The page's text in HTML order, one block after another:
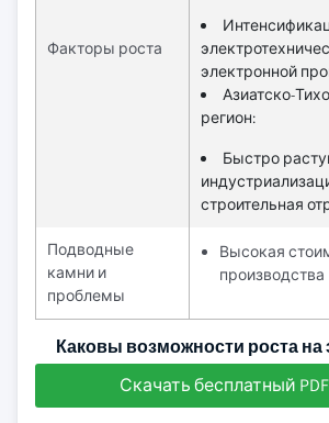
Факторы роста
электронной
Азиатско-
регион:
Быстро
строительная
Подводные
камни и
проблемы
Высокая
производства
Каковы возможности роста на
Скачать бесплатный